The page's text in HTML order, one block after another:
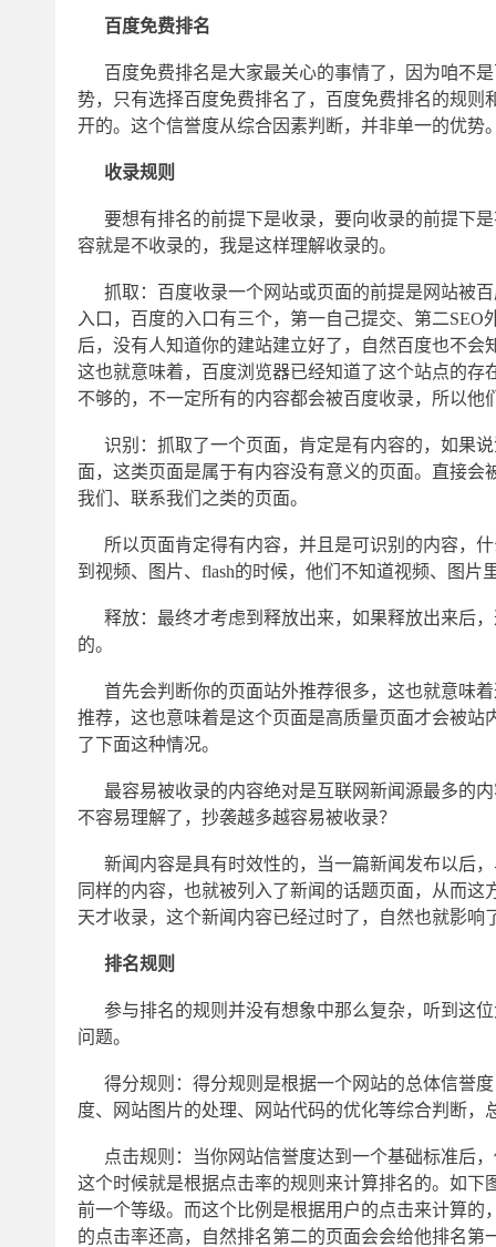
百度免费排名
百度免费排名是大家最关心的事情了，因为咱不
势，只有选择百度免费排名了，百度免费排名的规
开的。这个信誉度从综合因素判断，并非单一的优势
收录规则
要想有排名的前提下是收录，要向收录的前提下
容就是不收录的，我是这样理解收录的。
抓取：百度收录一个网站或页面的前提是网站被
入口，百度的入口有三个，第一自己提交、第二
后，没有人知道你的建站建立好了，自然百度也不
这也就意味着，百度浏览器已经知道了这个站点的
不够的，不一定所有的内容都会被百度收录，所以他
识别：抓取了一个页面，肯定是有内容的，如果
面，这类页面是属于有内容没有意义的页面。直接
我们、联系我们之类的页面。
所以页面肯定得有内容，并且是可识别的内容，
到视频、图片、flash的时候，他们不知道视频、图
释放：最终才考虑到释放出来，如果释放出来后
的。
首先会判断你的页面站外推荐很多，这也就意味
推荐，这也意味着是这个页面是高质量页面才会被
了下面这种情况。
最容易被收录的内容绝对是互联网新闻源最多的
不容易理解了，抄袭越多越容易被收录？
新闻内容是具有时效性的，当一篇新闻发布以后
同样的内容，也就被列入了新闻的话题页面，从而
天才收录，这个新闻内容已经过时了，自然也就影响
排名规则
参与排名的规则并没有想象中那么复杂，听到这
问题。
得分规则：得分规则是根据一个网站的总体信誉
度、网站图片的处理、网站代码的优化等综合判断，
点击规则：当你网站信誉度达到一个基础标准后
这个时候就是根据点击率的规则来计算排名的。如
前一个等级。而这个比例是根据用户的点击来计算的
的点击率还高，自然排名第二的页面会会给他排名第